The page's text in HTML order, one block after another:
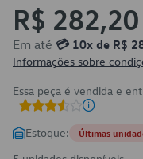
R$ 282,20
Em até 💳 10x de R$
Informações sobre
Essa peça é vendida e
Estoque: Últimas